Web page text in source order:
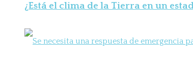
¿Está el clima de la Tierra en un